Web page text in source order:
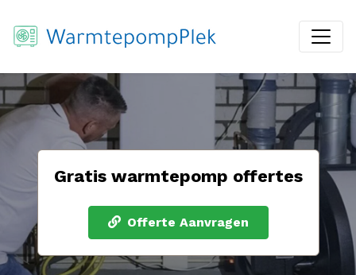
Gratis warmtepomp offertes
Offerte Aanvragen